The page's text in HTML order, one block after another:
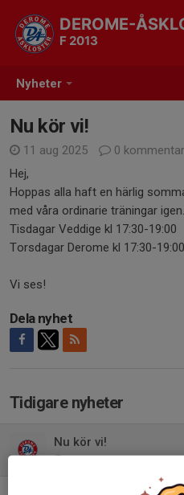
Nyheter
DEROME-
F 2013
Nu kör vi!
11 aug 2025
0
Hej,
Hoppas alla haft en härlig
med våra ordinarie träningar igen.
Tisdagar Veddige kl 17:30-19:00
Torsdagar Derome kl 17:30-19:00
Vi ses!
Dela nyhet
Tidigare nyheter
Nu kör vi!
11 aug 2025 0